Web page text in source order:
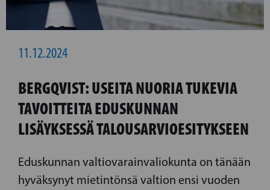
11.12.2024
BERGQVIST: USEITA NUORIA TUKEVIA
TAVOITTEITA EDUSKUNNAN
LISÄYKSESSÄ TALOUSARVIOESITYKSEEN
Eduskunnan valtiovarainvaliokunta on tänään
hyväksynyt mietintönsä valtion ensi vuoden